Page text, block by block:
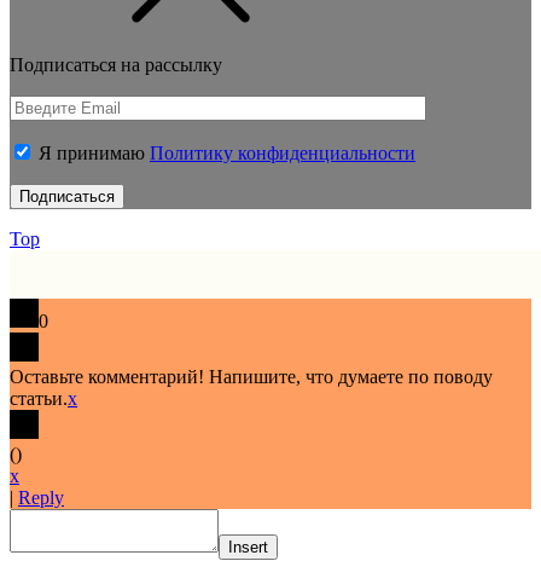
Подписаться на рассылку
Я принимаю Политику конфиденциальности
Top
0
Оставьте комментарий! Напишите, что думаете по поводу
статьи.x
()
x
| Reply
Insert